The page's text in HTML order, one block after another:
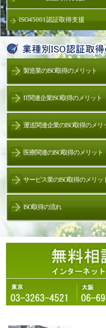
ISO45001認証取得支援
製造業のISO取得のメリット
IT関連企業ISO取得のメリット
運送関連企業のISO取得のメリ
医療関連のISO取得のメリット
サービス業のISO取得のメリッ
ISO取得の流れ